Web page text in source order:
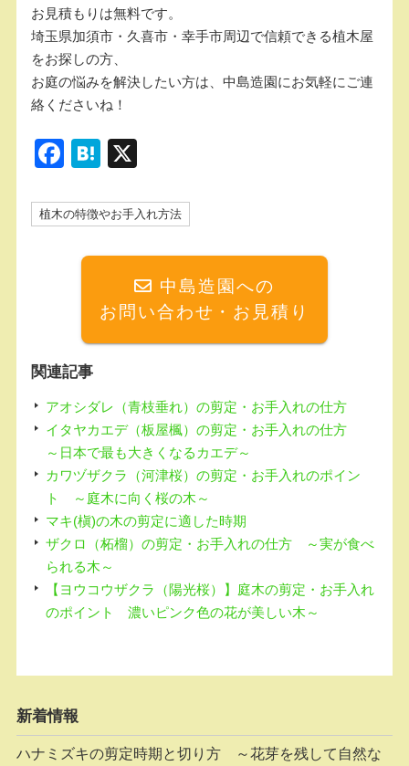
お見積もりは無料です。
埼玉県加須市・久喜市・幸手市周辺で信頼できる植木屋
をお探しの方、
お庭の悩みを解決したい方は、中島造園にお気軽にご連
絡くださいね！
F
c
k
H
e
植木の特徴やお手入れ方法
中島造園への
お問い合わせ・お見積り
関連記事
アオシダレ（青枝垂れ）の剪定・お手入れの仕方
イタヤカエデ（板屋楓）の剪定・お手入れの仕方
～日本で最も大きくなるカエデ～
カワヅザクラ（河津桜）の剪定・お手入れのポイン
ト ～庭木に向く桜の木～
マキ(槇)の木の剪定に適した時期
ザクロ（柘榴）の剪定・お手入れの仕方 ～実が食べ
られる木～
【ヨウコウザクラ（陽光桜）】庭木の剪定・お手入れ
のポイント 濃いピンク色の花が美しい木～
新着情報
ハナミズキの剪定時期と切り方 ～花芽を残して自然な